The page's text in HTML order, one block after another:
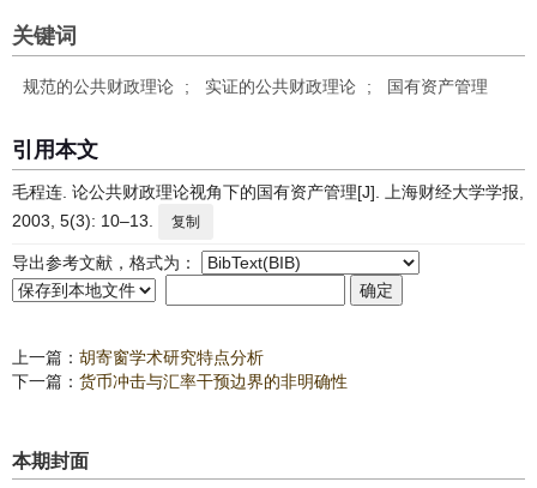
关键词
规范的公共财政理论 ; 实证的公共财政理论 ; 国有资产管理
引用本文
毛程连. 论公共财政理论视角下的国有资产管理[J]. 上海财经大学学报,
2003, 5(3): 10–13.
复制
导出参考文献，格式为：
上一篇： 胡寄窗学术研究特点分析
下一篇： 货币冲击与汇率干预边界的非明确性
本期封面